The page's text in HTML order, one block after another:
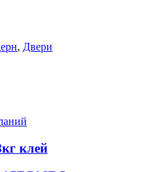
, Двери
клей